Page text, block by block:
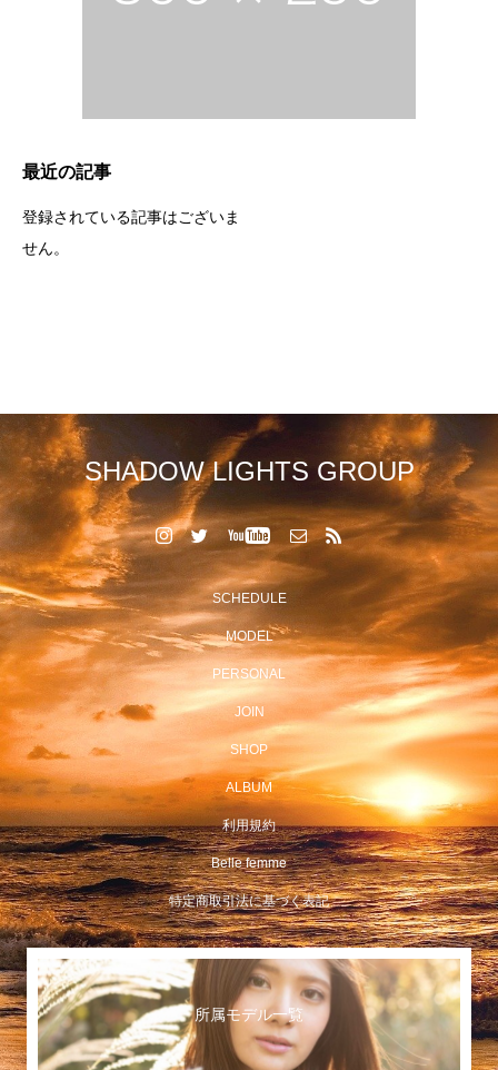
最近の記事
登録されている記事はございま
せん。
SHADOW LIGHTS GROUP
SCHEDULE
MODEL
PERSONAL
JOIN
SHOP
ALBUM
利用規約
Belle femme
特定商取引法に基づく表記
所属モデル一覧